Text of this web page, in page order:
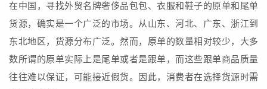
在中国，寻找外贸名牌奢侈品包包、衣服和鞋子的原单和尾单
货源，确实是一个广泛的市场。从山东、河北、广东、浙江到
东北地区，货源分布广泛。然而，原单的数量相对较少，大多
数所谓的原单实际上是尾单或者是跟单，而这些跟单商品质量
往往难以保证，可能接近假货。因此，消费者在选择货源时需